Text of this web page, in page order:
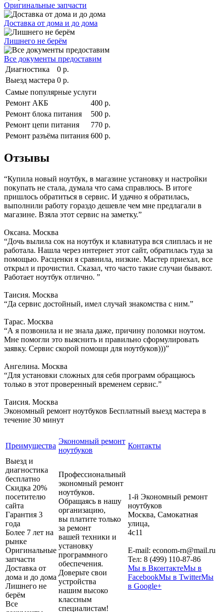
Оригинальные запчасти
Доставка от дома и до дома
Лишнего не берём
Все документы предоставим
Диагностика
0 р.
Выезд мастера 0 р.
Самые популярные услуги
Ремонт АКБ
400 р.
Ремонт блока питания
500 р.
Ремонт цепи питания
770 р.
Ремонт разъёма питания 600 р.
Отзывы
“Купила новый ноутбук, в магазине установку и настройки
покупать не стала, думала что сама справлюсь. В итоге
пришлось обратиться в сервис. И удачно я обратилась,
выполнили работу гораздо дешевле чем мне предлагали в
магазине. Взяла этот сервис на заметку.”
Оксана. Москва
“Дочь вылила сок на ноутбук и клавиатура вся слиплась и не
работала. Нашла через интернет этот сайт, обратилась туда за
помощью. Расценки я сравнила, низкие. Мастер приехал, все
открыл и прочистил. Сказал, что часто такие случаи бывают.
Работает ноутбук отлично. ”
Таисия. Москва
“Да сервис достойный, имел случай знакомства с ним.”
Тарас. Москва
“А я позвонила и не знала даже, причину поломки ноутом.
Мне помогли это выяснить и правильно сформулировать
заявку. Сервис скорой помощи для ноутбуков)))”
Ангелина. Москва
“Для установки сложных для себя программ обращаюсь
только в этот проверенный временем сервис.”
Таисия. Москва
Экономный ремонт ноутбуков Бесплатный выезд мастера в
течение 30 минут
Преимущества
Экономный ремонт
ноутбуков
Контакты
Выезд и
диагностика
бесплатно
Скидка 20%
посетителю
сайта
Гарантия 3
года
Более 7 лет на
рынке
Оригинальные
запчасти
Доставка от
дома и до дома
Лишнего не
берём
Все
Профессиональный
экономный ремонт
ноутбуков.
Обращаясь в нашу
организацию,
вы платите только
за ремонт
вашей техники и
установку
программного
обеспечения.
Доверьте свои
устройства
нашим высоко
классным
специалистам!
1-й Экономный ремонт
ноутбуков
Москва, Самокатная
улица,
4с11
E-mail: econom-rn@mail.ru
Тел: 8 (499) 110-87-86
Мы в ВконтактеМы в
FacebookМы в TwitterМы
в Google+